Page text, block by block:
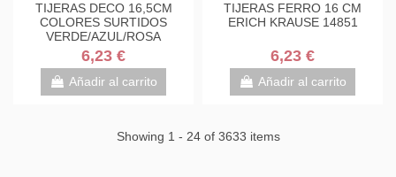
TIJERAS DECO 16,5CM
COLORES SURTIDOS
VERDE/AZUL/ROSA
1561DS-M SCOTH
7000034004
6,23 €
Añadir al carrito
TIJERAS FERRO 16 CM
ERICH KRAUSE 14851
6,23 €
Añadir al carrito
Showing 1 - 24 of 3633 items